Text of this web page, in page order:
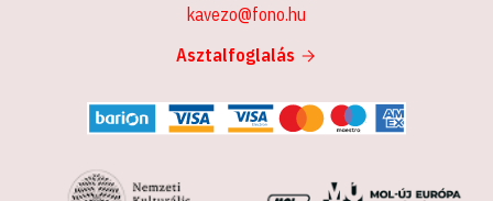
kavezo@fono.hu
Asztalfoglalás